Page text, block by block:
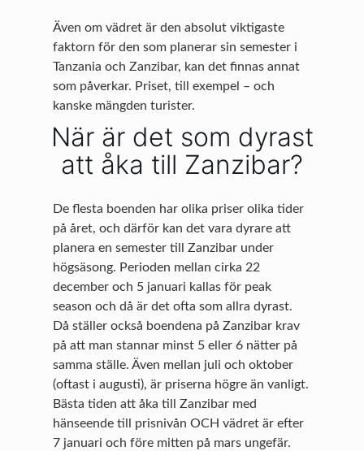
Även om vädret är den absolut viktigaste
faktorn för den som planerar sin semester i
Tanzania och Zanzibar, kan det finnas annat
som påverkar. Priset, till exempel – och
kanske mängden turister.
När är det som dyrast
att åka till Zanzibar?
De flesta boenden har olika priser olika tider
på året, och därför kan det vara dyrare att
planera en semester till Zanzibar under
högsäsong. Perioden mellan cirka 22
december och 5 januari kallas för peak
season och då är det ofta som allra dyrast.
Då ställer också boendena på Zanzibar krav
på att man stannar minst 5 eller 6 nätter på
samma ställe. Även mellan juli och oktober
(oftast i augusti), är priserna högre än vanligt.
Bästa tiden att åka till Zanzibar med
hänseende till prisnivån OCH vädret är efter
7 januari och före mitten på mars ungefär.